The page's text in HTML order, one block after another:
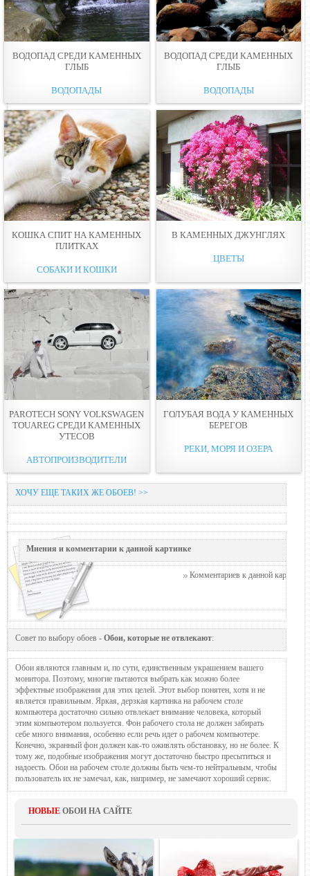
ВОДОПАД СРЕДИ КАМЕННЫХ
ГЛЫБ
ВОДОПАДЫ
ВОДОПАД СРЕДИ КАМЕННЫХ
ГЛЫБ
ВОДОПАДЫ
КОШКА СПИТ НА КАМЕННЫХ
ПЛИТКАХ
СОБАКИ И КОШКИ
В КАМЕННЫХ ДЖУНГЛЯХ
ЦВЕТЫ
PAROTECH SONY VOLKSWAGEN
TOUAREG СРЕДИ КАМЕННЫХ
УТЕСОВ
АВТОПРОИЗВОДИТЕЛИ
ГОЛУБАЯ ВОДА У КАМЕННЫХ
БЕРЕГОВ
РЕКИ, МОРЯ И ОЗЕРА
ХОЧУ ЕЩЕ ТАКИХ ЖЕ ОБОЕВ! >>
Мнения и комментарии к данной картинке
Комментариев к данной картинке
Совет по выбору обоев - Обои, которые не отвлекают:
Обои являются главным и, по сути, единственным украшением вашего
монитора. Поэтому, многие пытаются выбрать как можно более
эффектные изображения для этих целей. Этот выбор понятен, хотя и не
является правильным. Яркая, дерзкая картинка на рабочем столе
компьютера достаточно сильно отвлекает внимание человека, который
этим компьютером пользуется. Фон рабочего стола не должен забирать
себе много внимания, особенно если речь идет о рабочем компьютере.
Конечно, экранный фон должен как-то оживлять обстановку, но не более. К
тому же, подобные изображения могут достаточно быстро пресытиться и
надоесть. Обои на рабочем столе должны быть чем-то нейтральным, чтобы
пользователь их не замечал, как, например, не замечают хороший сервис.
НОВЫЕ ОБОИ НА САЙТЕ